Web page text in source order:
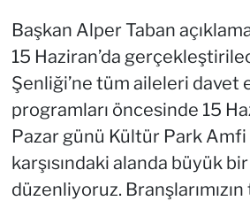
Başkan Alper Taban
15 Haziran’da
Şenliği’ne tüm aileleri davet
programları öncesinde 15
Pazar günü Kültür Park
karşısındaki alanda büyük
düzenliyoruz. Branşlarımızın